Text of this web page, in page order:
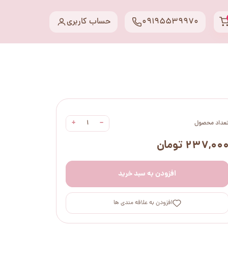
حساب کاربری 09195539970
محصول −
+
۲۳۷,۰۰۰ تومان
افزودن به سبد خرید
افزودن به علاقه مندی ها